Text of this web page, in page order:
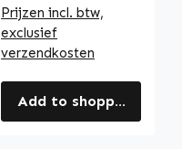
Prijzen incl. btw,
exclusief
verzendkosten
Add to shopping cart